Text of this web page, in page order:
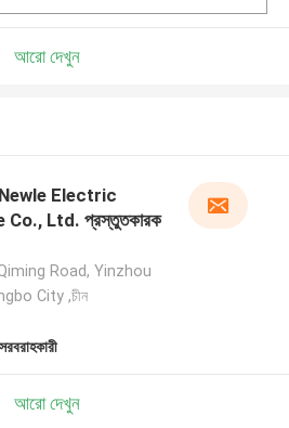
আরো দেখুন
Electric
Ltd. প্রস্তুতকারক
Road, Yinzhou
City ,চীন
আরো দেখুন